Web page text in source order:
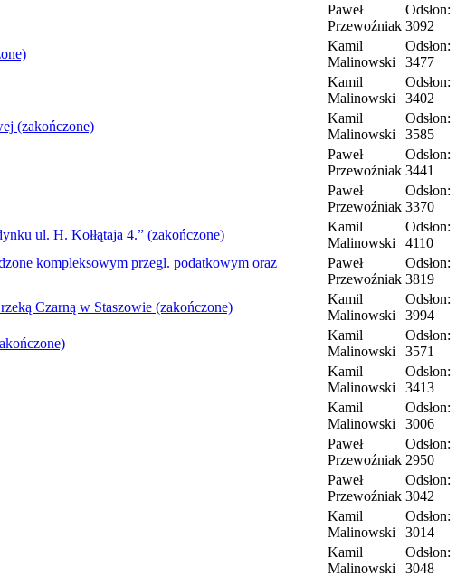
Paweł
Przewoźniak
Odsłon:
3092
Kamil
Malinowski
Odsłon:
3477
Kamil
Malinowski
Odsłon:
3402
(zakończone)
Kamil
Malinowski
Odsłon:
3585
Paweł
Przewoźniak
Odsłon:
3441
Paweł
Przewoźniak
Odsłon:
3370
ul. H. Kołłątaja 4.” (zakończone)
Kamil
Malinowski
Odsłon:
4110
kompleksowym przegl. podatkowym oraz
Paweł
Przewoźniak
Odsłon:
3819
Czarną w Staszowie (zakończone)
Kamil
Malinowski
Odsłon:
3994
Kamil
Malinowski
Odsłon:
3571
Kamil
Malinowski
Odsłon:
3413
Kamil
Malinowski
Odsłon:
3006
Paweł
Przewoźniak
Odsłon:
2950
Paweł
Przewoźniak
Odsłon:
3042
Kamil
Malinowski
Odsłon:
3014
Kamil
Malinowski
Odsłon:
3048